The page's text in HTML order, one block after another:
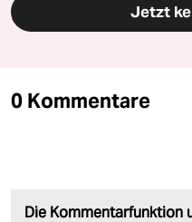
Jetzt
0 Kommentare
Die Kommentarfunktion